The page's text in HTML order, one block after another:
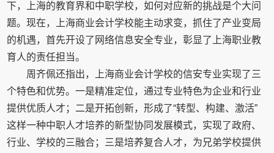
下，上海的教育界和中职学校，如何对应新的挑战是个大问
题。现在，上海商业会计学校能主动求变，抓住了产业变局
的机遇，首先开设了网络信息安全专业，彰显了上海职业教
育人的责任担当。
周齐佩还指出，上海商业会计学校的信安专业实现了三
个特色和优势。一是精准定位，通过专业特色为企业和行业
提供优质人才；二是开拓创新，形成了“转型、构建、激活”
这样一种中职人才培养的新型协同发展模式，实现了政府、
行业、学校的三融合；三是培养复合人才，为兄弟学校提供